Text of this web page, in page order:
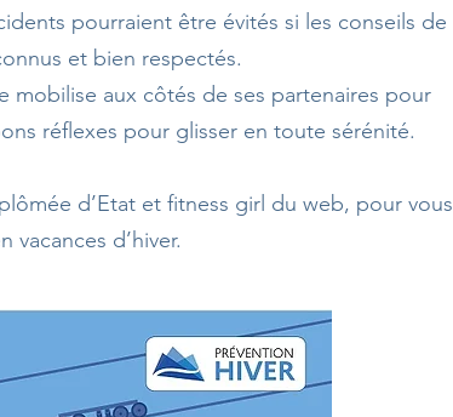
pourraient être évités si les conseils de
et bien respectés.
mobilise aux côtés de ses partenaires pour
réflexes pour glisser en toute sérénité.
d’Etat et fitness girl du web, pour vous
vacances d’hiver.